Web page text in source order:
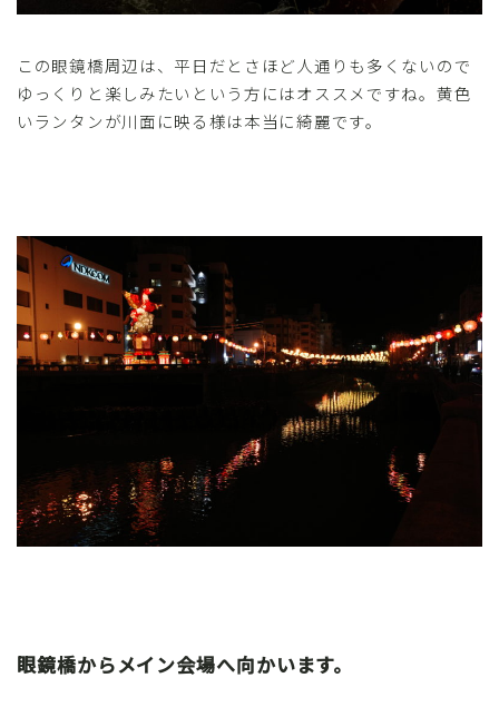
この眼鏡橋周辺は、平日だとさほど人通りも多くないので
ゆっくりと楽しみたいという方にはオススメですね。黄色
いランタンが川面に映る様は本当に綺麗です。
眼鏡橋からメイン会場へ向かいます。